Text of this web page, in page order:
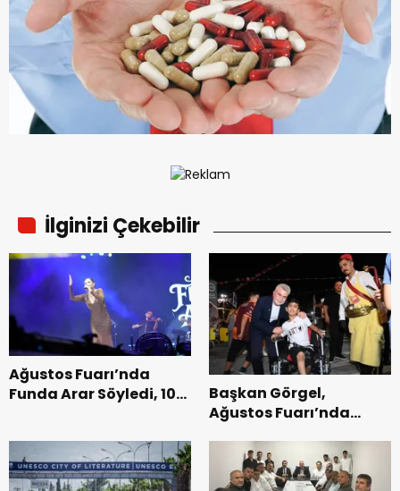
İlginizi Çekebilir
Ağustos Fuarı’nda
Funda Arar Söyledi, 100
Başkan Görgel,
Ağustos Fuarı’nda
Vatandaşlarla
Buluştu.